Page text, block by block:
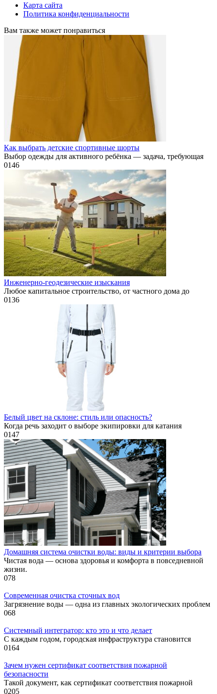
Карта сайта
Политика конфиденциальности
Вам также может понравиться
Как выбрать детские спортивные шорты
Выбор одежды для активного ребёнка — задача, требующая
0146
Инженерно-геодезические изыскания
Любое капитальное строительство, от частного дома до
0136
Белый цвет на склоне: стиль или опасность?
Когда речь заходит о выборе экипировки для катания
0147
Домашняя система очистки воды: виды и критерии выбора
Чистая вода — основа здоровья и комфорта в повседневной
жизни.
078
Современная очистка сточных вод
Загрязнение воды — одна из главных экологических проблем
068
Системный интегратор: кто это и что делает
С каждым годом, городская инфраструктура становится
0164
Зачем нужен сертификат соответствия пожарной
безопасности
Такой документ, как сертификат соответствия пожарной
0205